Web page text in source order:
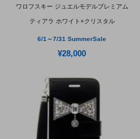
ワロフスキー ジュエルモデルプレミアム
ティアラ ホワイト×クリスタル
6/1～7/31 SummerSale
¥28,000